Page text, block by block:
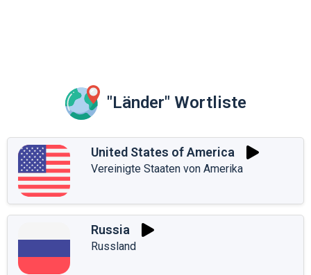
"Länder" Wortliste
United States of America
Vereinigte Staaten von Amerika
Russia
Russland